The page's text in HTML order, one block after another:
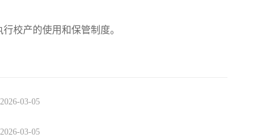
校产的使用和保管制度。
2026-03-05
2026-03-05